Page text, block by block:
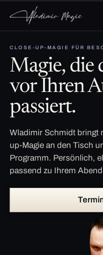
CLOSE-UP-MAGIE FÜR
Magie, die
vor Ihren
passiert.
Wladimir Schmidt bringt
up-Magie an den Tisch
Programm. Persönlich,
passend zu Ihrem